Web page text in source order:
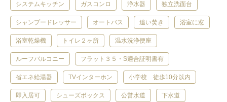
システムキッチン ガスコンロ 浄水器 独立洗面台
シャンプードレッサー オートバス 追い焚き 浴室に窓
浴室乾燥機 トイレ２ヶ所 温水洗浄便座
ルーフバルコニー フラット３５・S適合証明書有
省エネ給湯器 TVインターホン 小学校 徒歩10分以内
即入居可 シューズボックス 公営水道 下水道